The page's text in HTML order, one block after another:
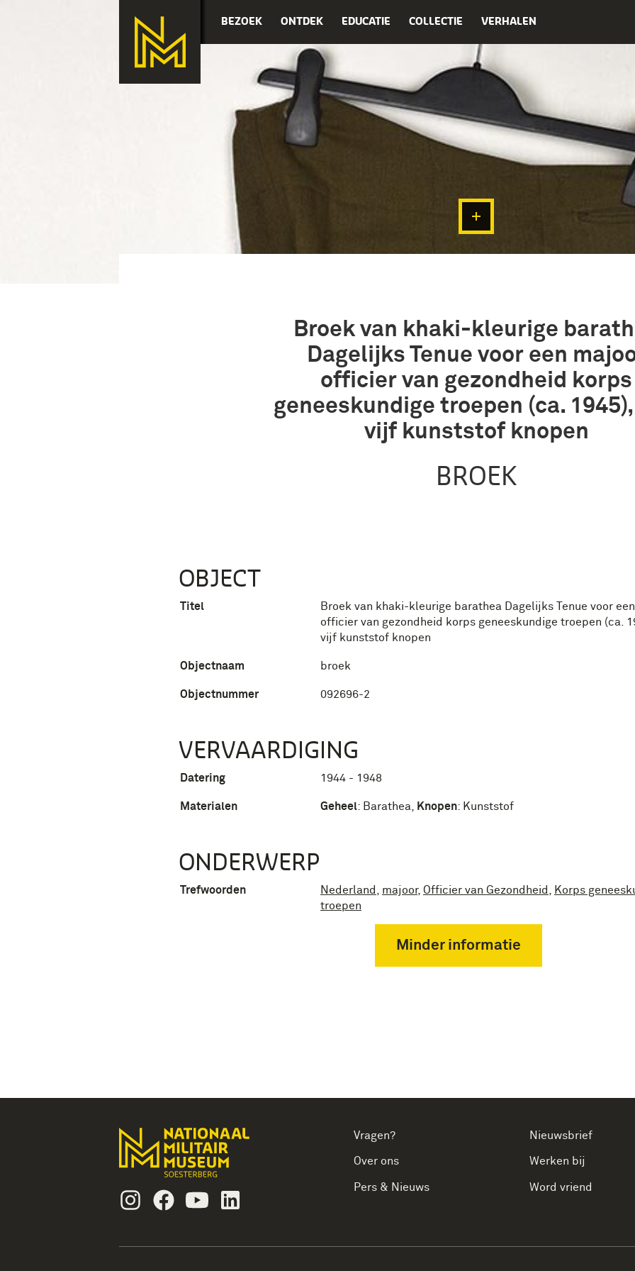
BEZOEK ONTDEK EDUCATIE COLLECTIE VERHALEN
Broek van khaki-kleurige
Dagelijks Tenue voor een
officier van gezondheid korps
geneeskundige troepen (ca.
vijf kunststof knopen
BROEK
OBJECT
Titel
Broek van khaki-kleurige barathea Dagelijks Tenue voor
officier van gezondheid korps geneeskundige troepen (ca.
vijf kunststof knopen
Objectnaam broek
Objectnummer 092696-2
VERVAARDIGING
Datering 1944 - 1948
Materialen Geheel: Barathea Knopen: Kunststof
ONDERWERP
Trefwoorden Nederland majoor, Officier van Gezondheid
Korps
troepen
Minder informatie
InstagramFacebookYoutube
Vragen?
Over ons
Pers & Nieuws
Nieuwsbrief
Werken bij
Word vriend